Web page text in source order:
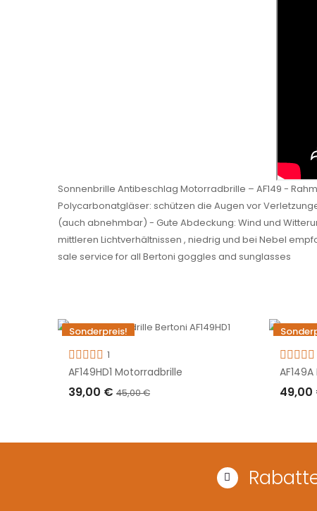
Sonnenbrille Antibeschlag Motorradbrille – AF149 -
Polycarbonatgläser: schützen die Augen vor
(auch abnehmbar) - Gute Abdeckung: Wind und
mittleren Lichtverhältnissen , niedrig und bei Nebel
sale service for all Bertoni goggles and sunglasses
Sonderpreis!
-6,00 €
Nicht auf Lager
1
AF149HD1 Motorradbrille
39,00 € 45,00 € 49,00